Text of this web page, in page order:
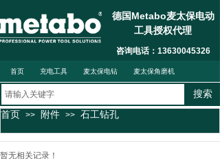
联系我们
咨询电话：13630045326
按钮文本
德国Metabo麦太保电动
工具授权代理
首页 充电工具 麦太保电钻 麦太保角磨机
搜索
首页 >> 附件 >> 石工钻孔
暂无相关记录！